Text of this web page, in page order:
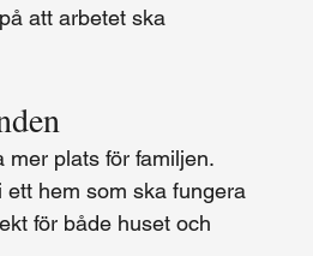
att arbetet ska
mer plats för familjen.
hem som ska fungera
för både huset och